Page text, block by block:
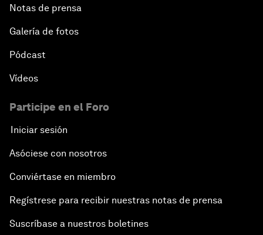
Notas de prensa
Galería de fotos
Pódcast
Vídeos
Participe en el Foro
Iniciar sesión
Asóciese con nosotros
Conviértase en miembro
Regístrese para recibir nuestras notas de prensa
Suscríbase a nuestros boletines